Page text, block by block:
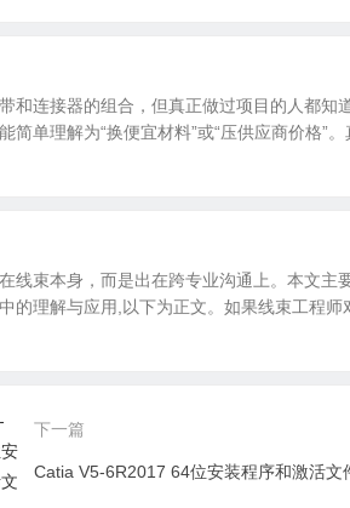
和连接器的组合，但真正做过项目的人都知
单理解为“换便宜材料”或“压供应商价格”。
线束本身，而是出在跨专业沟通上。本文主
的理解与应用,以下为正文。如果线束工程师
下一篇
Catia V5-6R2017 64位安装程序和激活文